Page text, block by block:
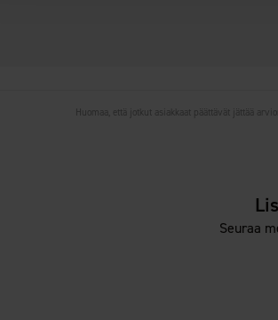
Huomaa, että jotkut asiakkaat päättävät jättää
Seuraa